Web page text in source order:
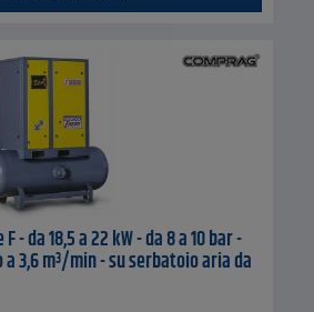
- da 18,5 a 22 kW - da 8 a 10 bar -
3,6 m³/min - su serbatoio aria da